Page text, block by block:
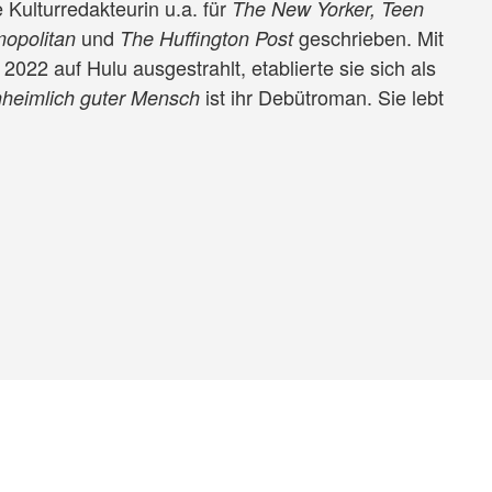
u.a. für The New Yorker, Teen
und The Huffington Postgeschrieben. Mit
auf Hulu ausgestrahlt, etablierte sie sich als
guter Mensch ist ihr Debütroman. Sie lebt